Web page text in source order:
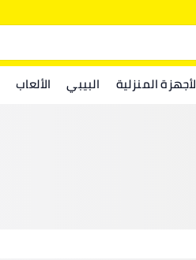
المنزلية البيبي الألعاب